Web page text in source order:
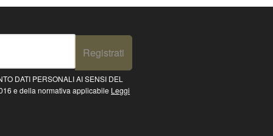
Registrati
DATI PERSONALI AI SENSI DEL
e della normativa applicabile Leggi